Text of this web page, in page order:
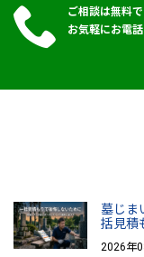
ご相談は無料で
お気軽にお電話
墓じま
括見積
2026年